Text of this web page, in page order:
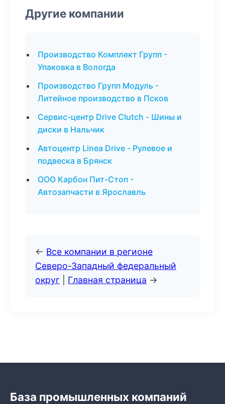
Другие компании
Производство Комплект Групп -
Упаковка в Вологда
Производство Групп Модуль -
Литейное производство в Псков
Сервис-центр Drive Clutch - Шины и
диски в Нальчик
Автоцентр Linea Drive - Рулевое и
подвеска в Брянск
ООО Карбон Пит-Стоп -
Автозапчасти в Ярославль
← Все компании в регионе
Северо-Западный федеральный
округ
Главная страница →
База промышленных компаний